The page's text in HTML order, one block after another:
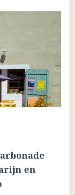
en